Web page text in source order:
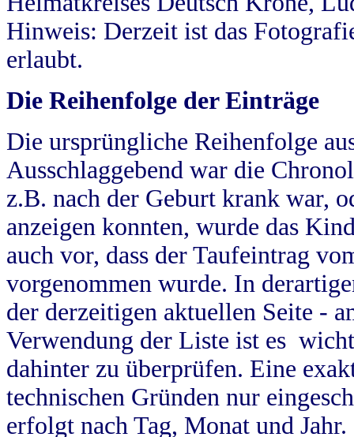
Hinweis: Derzeit ist das
erlaubt.
Die Reihenfolge der Einträge
Die ursprüngliche Reihenfolge
Ausschlaggebend war die
z.B. nach der Geburt krank war,
anzeigen konnten, wurde das
auch vor, dass der Taufeintrag
vorgenommen wurde. In
der derzeitigen aktuellen Seite -
Verwendung der Liste ist es
dahinter zu überprüfen. Eine
technischen Gründen nur
erfolgt nach Tag, Monat und Jahr.